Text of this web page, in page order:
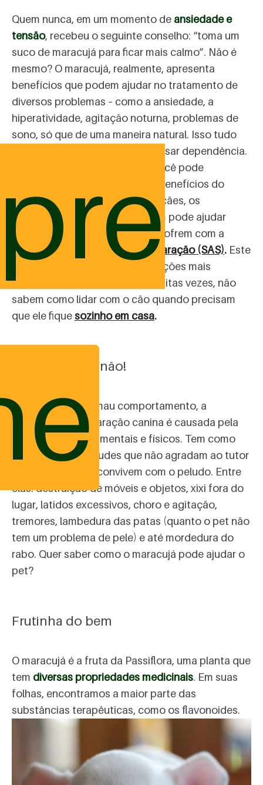
Quem nunca, em um momento de ansiedade e
tensão, recebeu o seguinte conselho: “toma um
suco de maracujá para ficar mais calmo”. Não é
mesmo? O maracujá, realmente, apresenta
benefícios que podem ajudar no tratamento de
diversos problemas – como a ansiedade, a
hiperatividade, agitação noturna, problemas de
sono, só que de uma maneira natural. Isso tudo
sem agredir o organismo ou causar dependência.
Compreenda de que maneira você pode
aproveitar da melhor forma os benefícios do
maracujá para os pets!Para os cães, os
benefícios do maracujá também pode ajudar
muito no caso de peludos que sofrem com a
Síndrome de Ansiedade de Separação (SAS). Este
problema está entre as reclamações mais
recorrentes dos tutores que, muitas vezes, não
sabem como lidar com o cão quando precisam
que ele fiquesozinho em casa.
Não é só birra, não!
Confundida com mau comportamento, a
ansiedade de separação canina é causada pela
falta de estímulos mentais e físicos. Tem como
consequência atitudes que não agradam ao tutor
e as pessoas que convivem com o peludo. Entre
elas: destruição de móveis e objetos, xixi fora do
lugar, latidos excessivos, choro e agitação,
tremores, lambedura das patas (quanto o pet não
tem um problema de pele) e até mordedura do
rabo. Quer saber como o maracujá pode ajudar o
pet?
Frutinha do bem
O maracujá é a fruta da Passiflora, uma planta que
tem diversas propriedades medicinais. Em suas
folhas, encontramos a maior parte das
substâncias terapêuticas, como os flavonoides.